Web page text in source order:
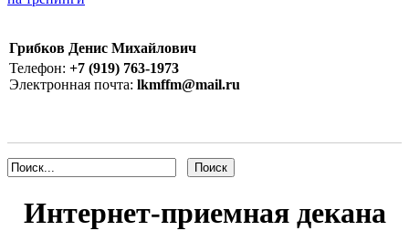
Грибков Денис Михайлович
Телефон: +7 (919) 763-1973
Электронная почта: lkmffm@mail.ru
Интернет-приемная декана